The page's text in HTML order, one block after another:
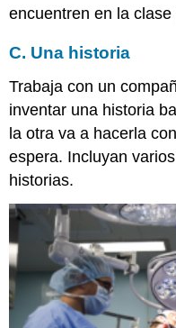
encuentren en la
C. Una historia
Trabaja con un
inventar una historia
la otra va a hacerla
espera. Incluyan
historias.